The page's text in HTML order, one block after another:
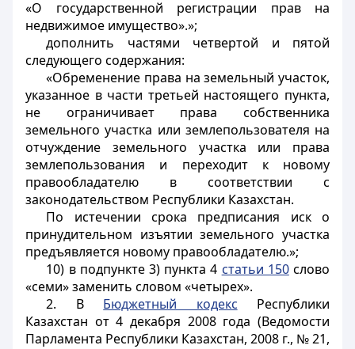
«О государственной регистрации прав на
недвижимое имущество».»;
дополнить частями четвертой и пятой
следующего содержания:
«Обременение права на земельный участок,
указанное в части третьей настоящего пункта,
не ограничивает права собственника
земельного участка или землепользователя на
отчуждение земельного участка или права
землепользования и переходит к новому
правообладателю в соответствии с
законодательством Республики Казахстан.
По истечении срока предписания иск о
принудительном изъятии земельного участка
предъявляется новому правообладателю.»;
10) в подпункте 3) пункта 4 статьи 150слово
«семи» заменить словом «четырех».
2. В Бюджетный кодекс Республики
Казахстан от 4 декабря 2008 года (Ведомости
Парламента Республики Казахстан, 2008 г., № 21,